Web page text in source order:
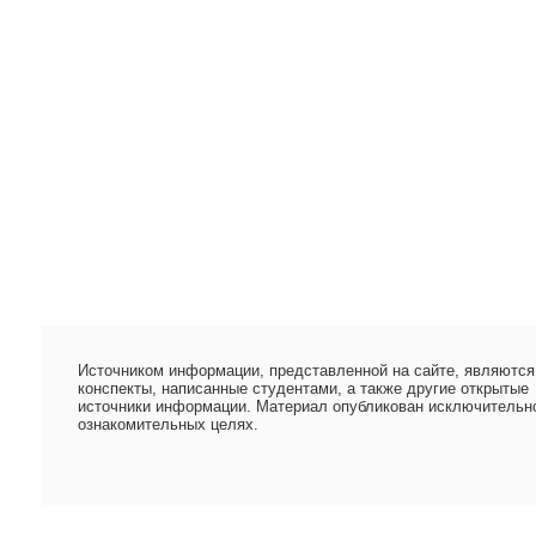
Источником информации, представленной на сайте, являются
конспекты, написанные студентами, а также другие открытые
источники информации. Материал опубликован
ознакомительных целях.